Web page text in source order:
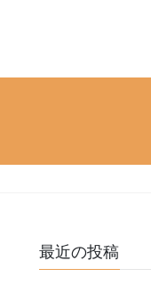
最近の投稿